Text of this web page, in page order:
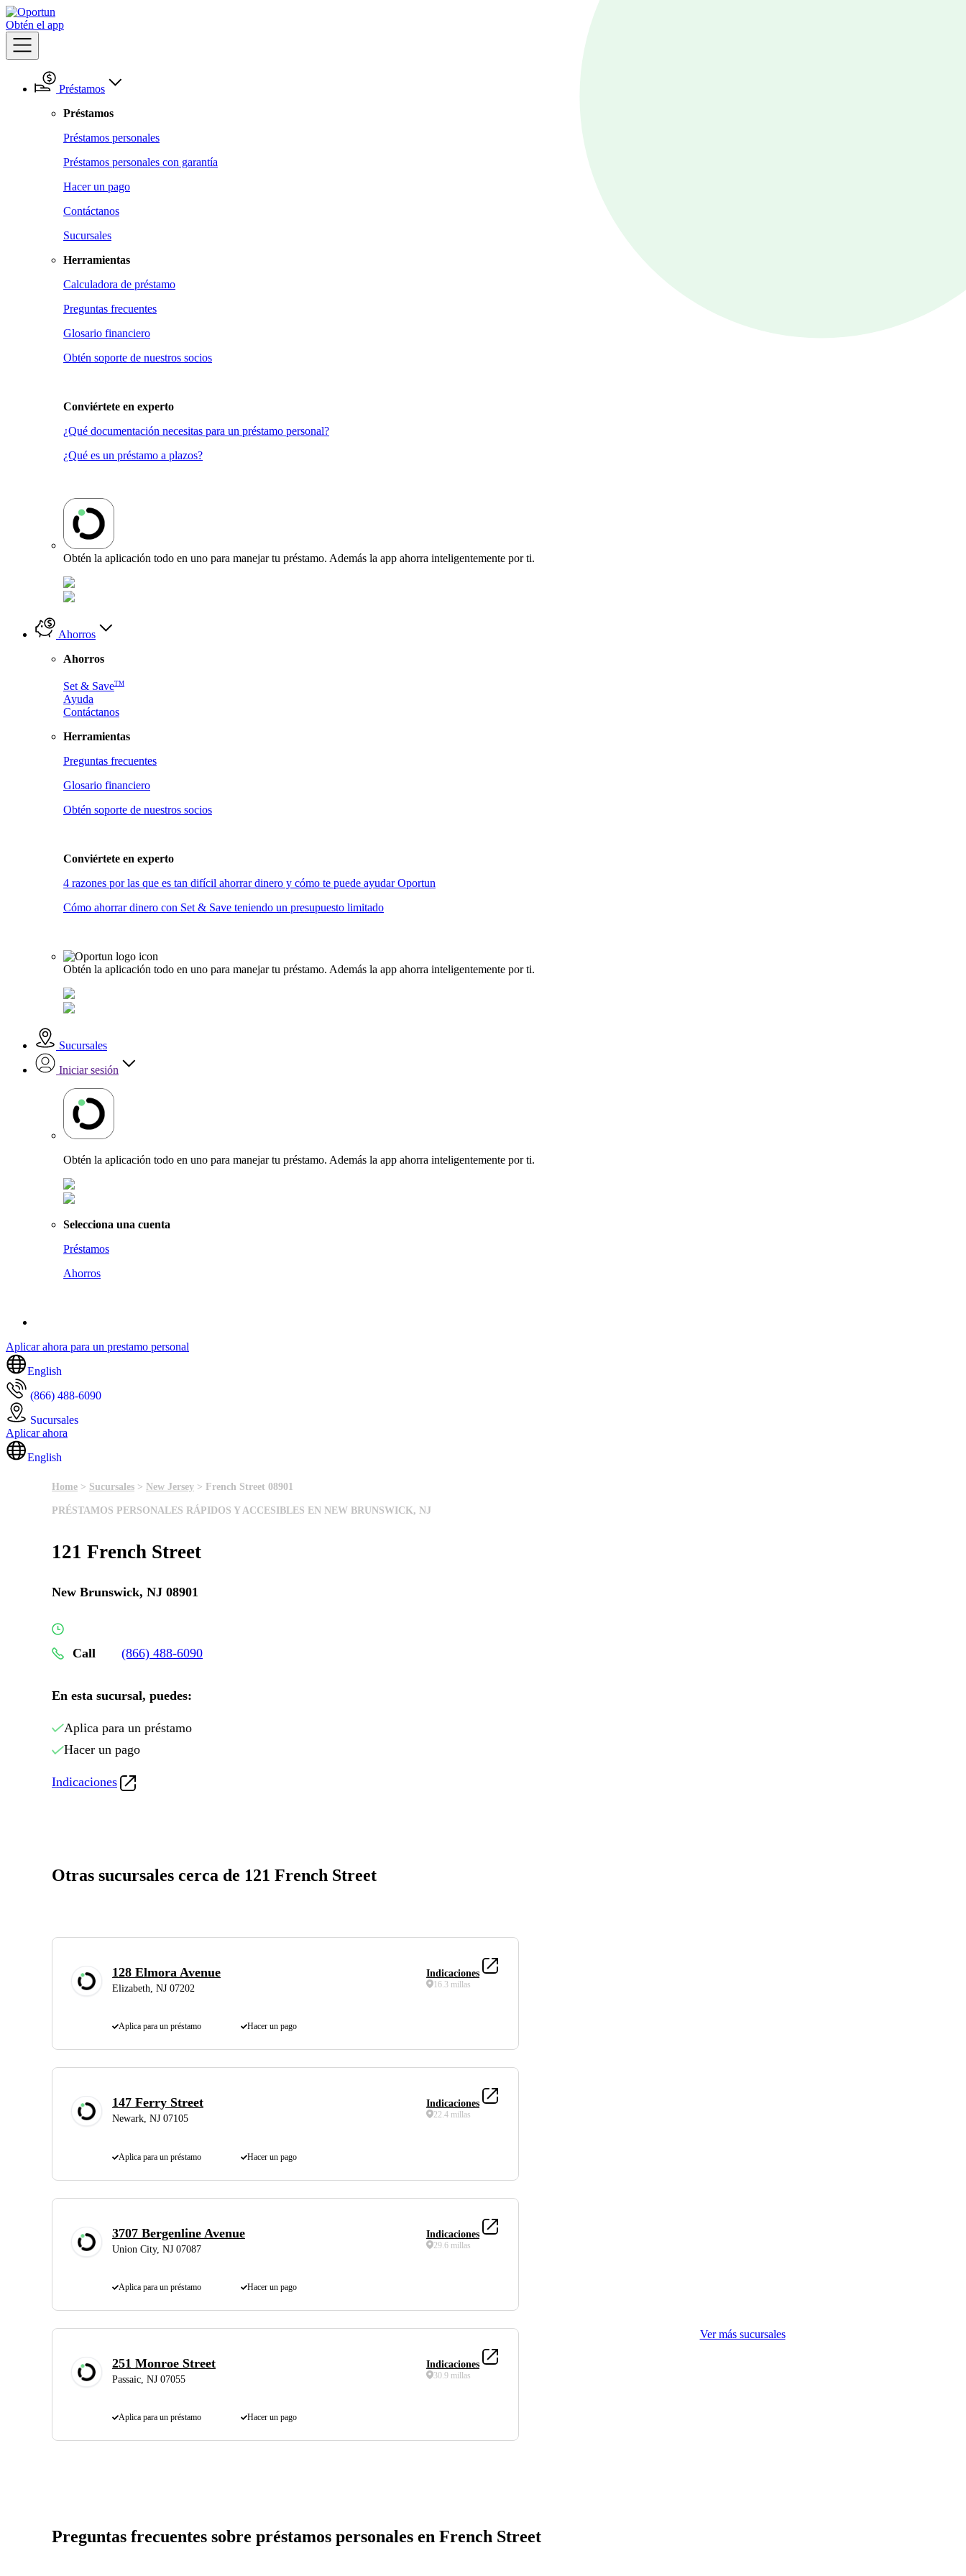
Obtén el app
Préstamos
Préstamos
Préstamos personales
Préstamos personales con garantía
Hacer un pago
Contáctanos
Sucursales
Herramientas
Calculadora de préstamo
Preguntas frecuentes
Glosario financiero
Obtén soporte de nuestros socios
Conviértete en experto
¿Qué documentación necesitas para un préstamo personal?
¿Qué es un préstamo a plazos?
Obtén la aplicación todo en uno para manejar tu préstamo. Además la app ahorra inteligentemente por ti.
Ahorros
Ahorros
Set & SaveTM
Ayuda
Contáctanos
Herramientas
Preguntas frecuentes
Glosario financiero
Obtén soporte de nuestros socios
Conviértete en experto
4 razones por las que es tan difícil ahorrar dinero y cómo te puede ayudar Oportun
Cómo ahorrar dinero con Set & Save teniendo un presupuesto limitado
Obtén la aplicación todo en uno para manejar tu préstamo. Además la app ahorra inteligentemente por ti.
Sucursales
Iniciar sesión
Obtén la aplicación todo en uno para manejar tu préstamo. Además la app ahorra inteligentemente por ti.
Selecciona una cuenta
Préstamos
Ahorros
Aplicar ahora para un prestamo personal
English
(866) 488-6090
Sucursales
Aplicar ahora
English
Home > Sucursales > New Jersey > French Street 08901
PRÉSTAMOS PERSONALES RÁPIDOS Y ACCESIBLES EN NEW BRUNSWICK, NJ
121 French Street
New Brunswick, NJ 08901
Call (866) 488-6090
En esta sucursal, puedes:
Aplica para un préstamo
Hacer un pago
Indicaciones
Otras sucursales cerca de 121 French Street
128 Elmora Avenue
Elizabeth, NJ 07202
Indicaciones
16.3 millas
Aplica para un préstamo Hacer un pago
147 Ferry Street
Newark, NJ 07105
Indicaciones
22.4 millas
Aplica para un préstamo Hacer un pago
3707 Bergenline Avenue
Union City, NJ 07087
Indicaciones
29.6 millas
Aplica para un préstamo Hacer un pago
251 Monroe Street
Passaic, NJ 07055
Indicaciones
30.9 millas
Aplica para un préstamo Hacer un pago
Ver más sucursales
Preguntas frecuentes sobre préstamos personales en French Street